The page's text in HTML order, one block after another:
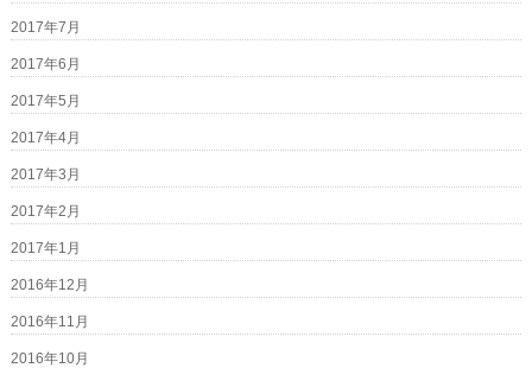
2017年7月
2017年6月
2017年5月
2017年4月
2017年3月
2017年2月
2017年1月
2016年12月
2016年11月
2016年10月